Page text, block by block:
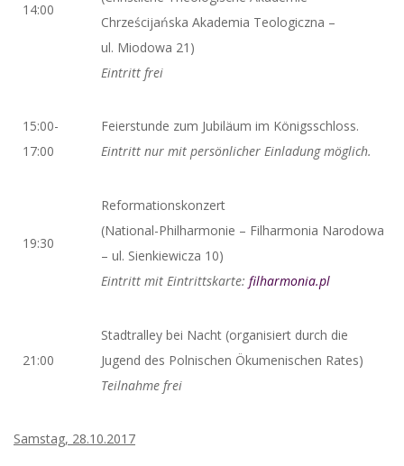
14:00
Chrześcijańska Akademia Teologiczna –
ul. Miodowa 21)
Eintritt frei
15:00-
17:00
Feierstunde zum Jubiläum im Königsschloss.
Eintritt nur mit persönlicher Einladung möglich.
19:30
Reformationskonzert
(National-Philharmonie – Filharmonia Narodowa
– ul. Sienkiewicza 10)
Eintritt mit Eintrittskarte: filharmonia.pl
21:00
Stadtralley bei Nacht (organisiert durch die
Jugend des Polnischen Ökumenischen Rates)
Teilnahme frei
Samstag, 28.10.2017